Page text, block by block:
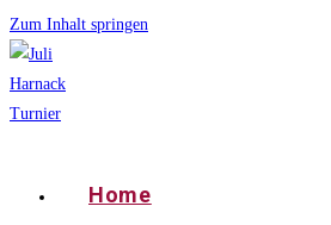
Zum Inhalt springen
Home